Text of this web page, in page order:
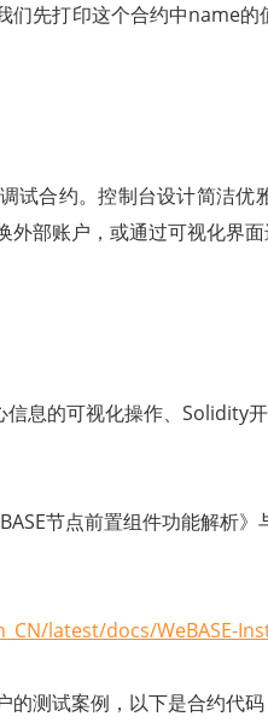
们先打印这个合约中name
试合约。控制台设计简洁优
部账户，或通过可视化界
息的可视化操作、Solidity
节点前置组件功能解析
latest/docs/WeBASE-
测试案例，以下是合约代码